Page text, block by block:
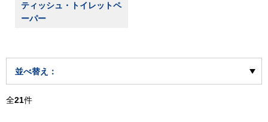
ティッシュ・トイレットペ
ーパー
並べ替え：
全21件